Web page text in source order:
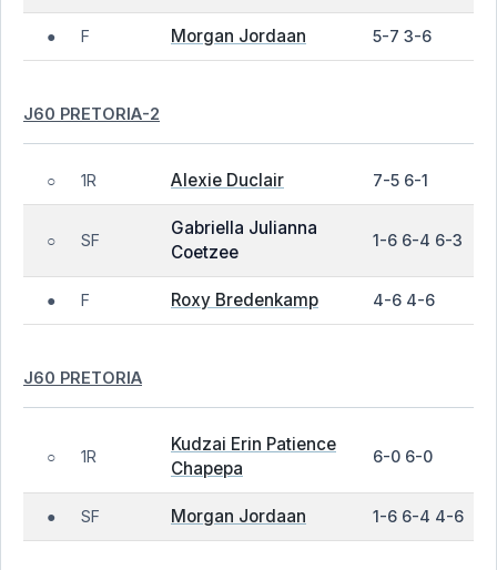
● F Morgan Jordaan 5-7 3-6
J60 PRETORIA-2
○ 1R Alexie Duclair 7-5 6-1
○ SF
Gabriella Julianna
Coetzee
1-6 6-4 6-3
● F Roxy Bredenkamp 4-6 4-6
J60 PRETORIA
○ 1R
Kudzai Erin Patience
Chapepa
6-0 6-0
● SF Morgan Jordaan 1-6 6-4 4-6